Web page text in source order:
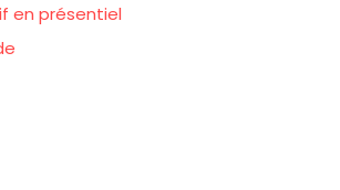
en présentiel